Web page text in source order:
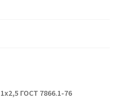
ГОСТ 7866.1-76